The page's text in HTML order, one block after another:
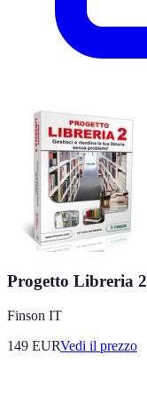
Progetto Libreria 2
Finson IT
149 EURVedi il prezzo